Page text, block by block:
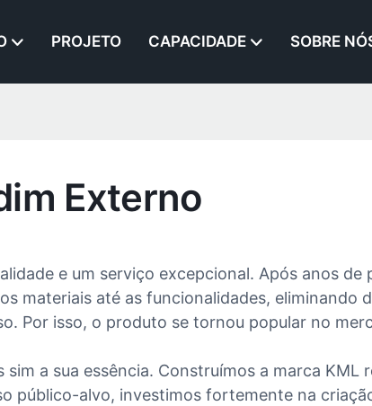
PROJETO CAPACIDADE SOBRE
Externo
e um serviço excepcional. Após anos de
materiais até as funcionalidades, eliminando
Por isso, o produto se tornou popular no
a sua essência. Construímos a marca KML
público-alvo, investimos fortemente na